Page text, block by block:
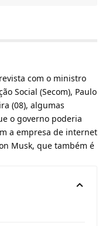
com o ministro
Social (Secom), Paulo
(08), algumas
o governo poderia
a empresa de internet
Musk, que também é